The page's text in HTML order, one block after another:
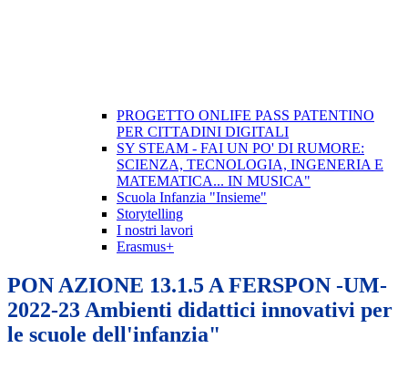
PROGETTO ONLIFE PASS PATENTINO
PER CITTADINI DIGITALI
SY STEAM - FAI UN PO' DI RUMORE:
SCIENZA, TECNOLOGIA, INGENERIA E
MATEMATICA... IN MUSICA"
Scuola Infanzia "Insieme"
Storytelling
I nostri lavori
Erasmus+
PON AZIONE 13.1.5 A FERSPON -UM-
2022-23 Ambienti didattici innovativi per
le scuole dell'infanzia"